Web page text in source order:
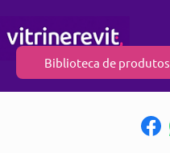
Biblioteca de produtos